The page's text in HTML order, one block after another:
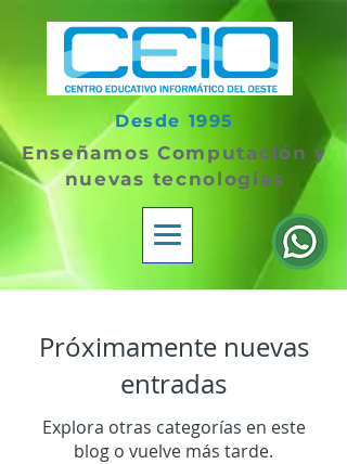
Enseñamos Computación y
nuevas tecnologías
Desde 1995
Próximamente nuevas
entradas
Explora otras categorías en este
blog o vuelve más tarde.